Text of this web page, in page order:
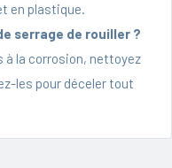
en plastique.
serrage de rouiller ?
la corrosion, nettoyez
les pour déceler tout